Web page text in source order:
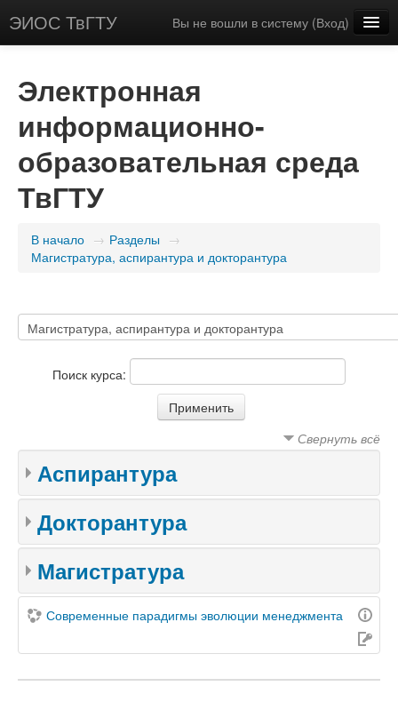
ЭИОС ТвГТУ Вы не вошли в систему (Вход)
Электронная
информационно-
образовательная среда
ТвГТУ
В начало → Разделы →
Магистратура, аспирантура и докторантура
Поиск курса:
Свернуть всё
Аспирантура
Докторантура
Магистратура
Современные парадигмы эволюции менеджмента